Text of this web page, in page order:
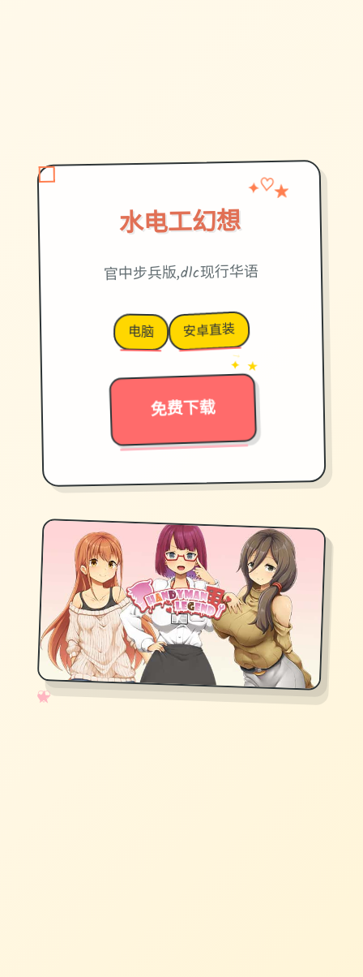
水电工幻想
✦ ♡
★
官中步兵版,dlc现行华语
电脑 安卓直装
免费下载
→
✦ ★
✧
♡
★
♥